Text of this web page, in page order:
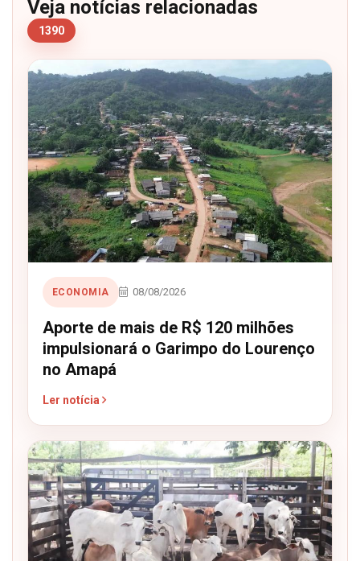
Veja notícias relacionadas
1390
ECONOMIA 08/08/2026
Aporte de mais de R$ 120 milhões
impulsionará o Garimpo do Lourenço
no Amapá
Ler notícia